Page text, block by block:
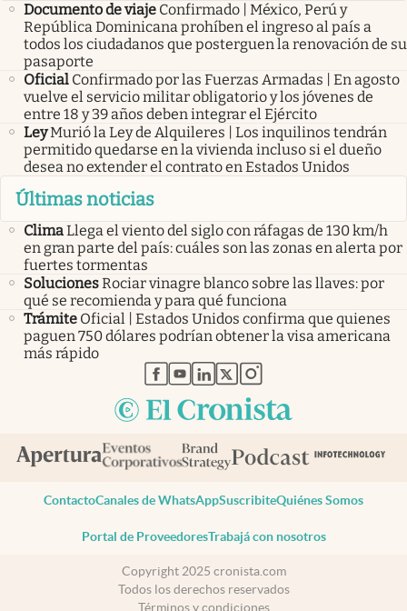
Documento de viaje Confirmado | México, Perú y
República Dominicana prohíben el ingreso al país a
todos los ciudadanos que posterguen la renovación de su
pasaporte
Oficial Confirmado por las Fuerzas Armadas | En agosto
vuelve el servicio militar obligatorio y los jóvenes de
entre 18 y 39 años deben integrar el Ejército
LeyMurió la Ley de Alquileres | Los inquilinos tendrán
permitido quedarse en la vivienda incluso si el dueño
desea no extender el contrato en Estados Unidos
Últimas noticias
ClimaLlega el viento del siglo con ráfagas de 130 km/h
en gran parte del país: cuáles son las zonas en alerta por
fuertes tormentas
SolucionesRociar vinagre blanco sobre las llaves: por
qué se recomienda y para qué funciona
Trámite Oficial | Estados Unidos confirma que quienes
paguen 750 dólares podrían obtener la visa americana
más rápido
abre en nueva pestaña
abre en nueva pestaña
abre en nueva pestaña
abre en nueva pestaña
abre en nueva pestaña
ContactoCanales de WhatsAppSuscribiteQuiénes Somos
Portal de ProveedoresTrabajá con nosotros
Copyright 2025 cronista.com
Todos los derechos reservados
Términos y condiciones